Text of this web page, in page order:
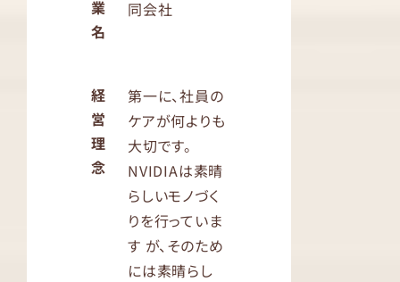
業
名
同会社
経
営
理
念
第一に、社員の
ケアが何よりも
大切です。
NVIDIAは素晴
らしいモノづく
りを行っていま
す が、そのため
には素晴らし